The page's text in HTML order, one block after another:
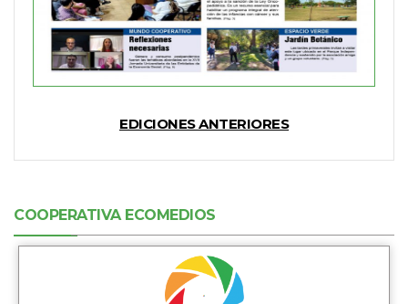
EDICIONES ANTERIORES
COOPERATIVA ECOMEDIOS